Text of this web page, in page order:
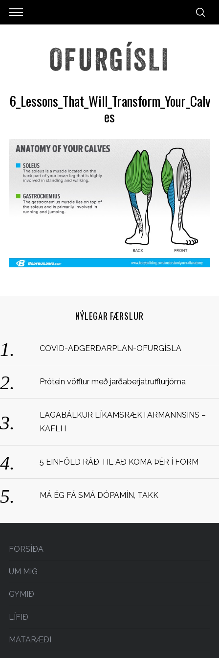
6_Lessons_That_Will_Transform_Your_Calv
es
NÝLEGAR FÆRSLUR
COVID-AÐGERÐARPLAN-OFURGÍSLA
Prótein vöfflur með jarðaberjatrufflurjóma
LAGABÁLKUR LÍKAMSRÆKTARMANNSINS –
KAFLI I
5 EINFÖLD RÁÐ TIL AÐ KOMA ÞÉR Í FORM
MÁ ÉG FÁ SMÁ DÓPAMÍN, TAKK
FORSÍÐA
UM MIG
GYMIÐ
LÍFIÐ
MATARÆÐI
e
a
c
h
o
r